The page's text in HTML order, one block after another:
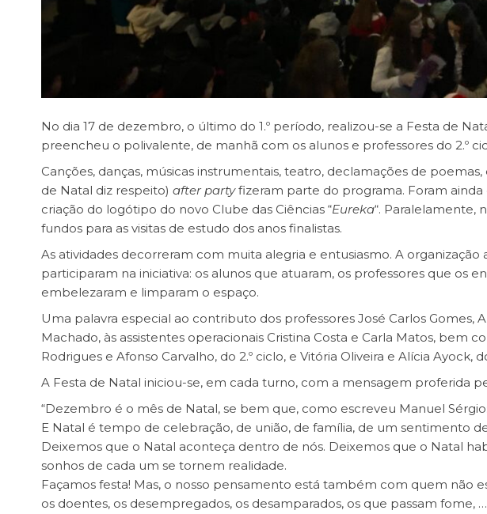
No dia 17 de dezembro, o último do 1.º período, realizou-se a Festa de
preencheu o polivalente, de manhã com os alunos e professores do 2.º
Canções, danças, músicas instrumentais, teatro, declamações de poemas,
de Natal diz respeito) after partyfizeram parte do programa. Foram
criação do logótipo do novo Clube das Ciências “Eureka“. Paralelamente,
fundos para as visitas de estudo dos anos finalistas.
As atividades decorreram com muita alegria e entusiasmo. A
participaram na iniciativa: os alunos que atuaram, os professores que os
embelezaram e limparam o espaço.
Uma palavra especial ao contributo dos professores José Carlos Gomes,
Machado, às assistentes operacionais Cristina Costa e Carla Matos, bem
Rodrigues e Afonso Carvalho, do 2.º ciclo, e Vitória Oliveira e Alícia Ayock,
A Festa de Natal iniciou-se, em cada turno, com a mensagem proferida
“Dezembro é o mês de Natal, se bem que, como escreveu Manuel
E Natal é tempo de celebração, de união, de família, de um sentimento
Deixemos que o Natal aconteça dentro de nós. Deixemos que o Natal
sonhos de cada um se tornem realidade.
Façamos festa! Mas, o nosso pensamento está também com quem não
os doentes, os desempregados, os desamparados, os que passam fome,